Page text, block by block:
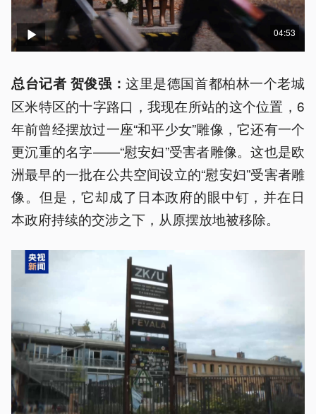
04:53
总台记者 贺俊强：这里是德国首都柏林一个老城
区米特区的十字路口，我现在所站的这个位置，6
年前曾经摆放过一座“和平少女”雕像，它还有一个
更沉重的名字——“慰安妇”受害者雕像。这也是欧
洲最早的一批在公共空间设立的“慰安妇”受害者雕
像。但是，它却成了日本政府的眼中钉，并在日
本政府持续的交涉之下，从原摆放地被移除。